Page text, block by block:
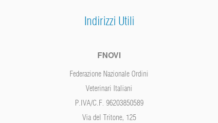
Indirizzi Utili
FNOVI
Federazione Nazionale Ordini
Veterinari Italiani
P.IVA/C.F. 96203850589
Via del Tritone, 125